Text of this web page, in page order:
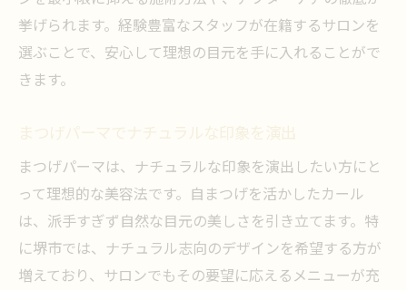
挙げられます。経験豊富なスタッフが在籍するサロンを
選ぶことで、安心して理想の目元を手に入れることがで
きます。
まつげパーマでナチュラルな印象を演出
まつげパーマは、ナチュラルな印象を演出したい方にと
って理想的な美容法です。自まつげを活かしたカール
は、派手すぎず自然な目元の美しさを引き立てます。特
に堺市では、ナチュラル志向のデザインを希望する方が
増えており、サロンでもその要望に応えるメニューが充